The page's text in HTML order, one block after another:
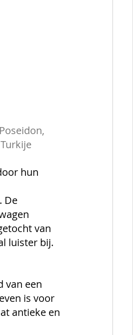
hun
De
van
luister bij.
van een
is voor
antieke en